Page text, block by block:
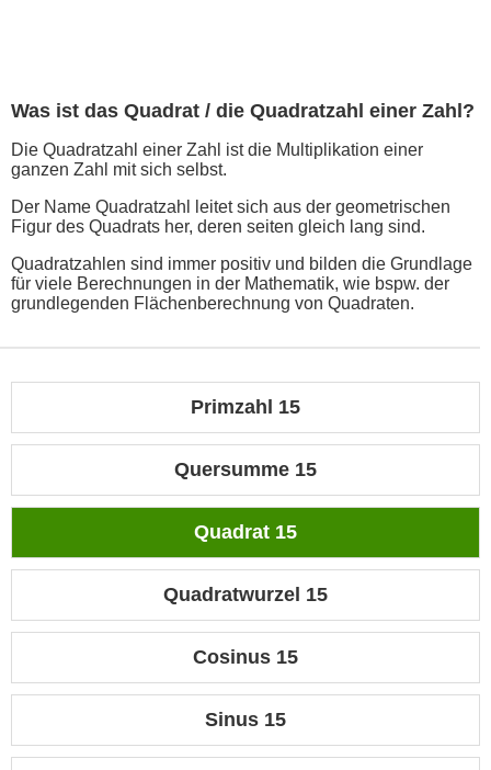
Was ist das Quadrat / die Quadratzahl einer Zahl?
Die Quadratzahl einer Zahl ist die Multiplikation einer
ganzen Zahl mit sich selbst.
Der Name Quadratzahl leitet sich aus der geometrischen
Figur des Quadrats her, deren seiten gleich lang sind.
Quadratzahlen sind immer positiv und bilden die Grundlage
für viele Berechnungen in der Mathematik, wie bspw. der
grundlegenden Flächenberechnung von Quadraten.
Primzahl 15
Quersumme 15
Quadrat 15
Quadratwurzel 15
Cosinus 15
Sinus 15